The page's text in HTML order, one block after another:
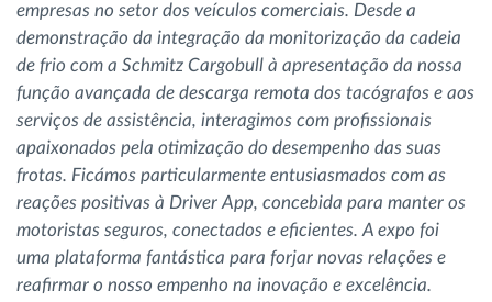
empresas no setor dos veículos comerciais. Desde a
demonstração da integração da monitorização da cadeia
de frio com a Schmitz Cargobull à apresentação da nossa
função avançada de descarga remota dos tacógrafos e aos
serviços de assistência, interagimos com profissionais
apaixonados pela otimização do desempenho das suas
frotas. Ficámos particularmente entusiasmados com as
reações positivas à Driver App, concebida para manter os
motoristas seguros, conectados e eficientes. A expo foi
uma plataforma fantástica para forjar novas relações e
reafirmar o nosso empenho na inovação e excelência.